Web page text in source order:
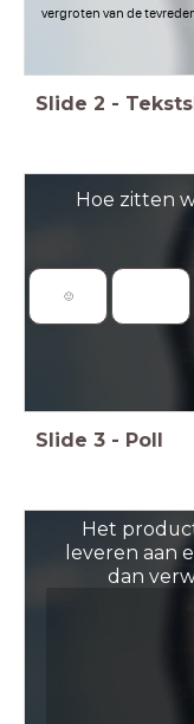
vergroten van de
Slide 2 -
Hoe zitten
🙁
Slide 3 - Poll
Het
leveren aan
dan